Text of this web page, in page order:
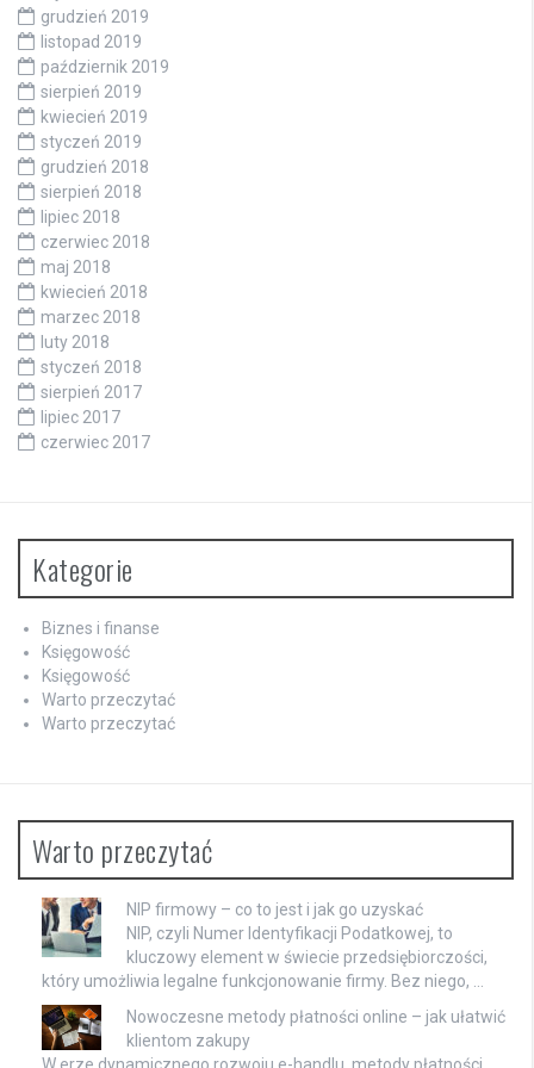
grudzień 2019
listopad 2019
październik 2019
sierpień 2019
kwiecień 2019
styczeń 2019
grudzień 2018
sierpień 2018
lipiec 2018
czerwiec 2018
maj 2018
kwiecień 2018
marzec 2018
luty 2018
styczeń 2018
sierpień 2017
lipiec 2017
czerwiec 2017
Kategorie
Biznes i finanse
Księgowość
Księgowość
Warto przeczytać
Warto przeczytać
Warto przeczytać
NIP firmowy – co to jest i jak go uzyskać
NIP, czyli Numer Identyfikacji Podatkowej, to
kluczowy element w świecie przedsiębiorczości,
który umożliwia legalne funkcjonowanie firmy. Bez niego, …
Nowoczesne metody płatności online – jak ułatwić
klientom zakupy